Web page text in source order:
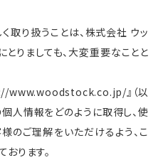
取り扱うことは、株式会社 ウッ
とりましても、大変重要なことと
www.woodstock.co.jp/』（以
個人情報をどのように取得し、使
のご理解をいただけるよう、こ
ります。